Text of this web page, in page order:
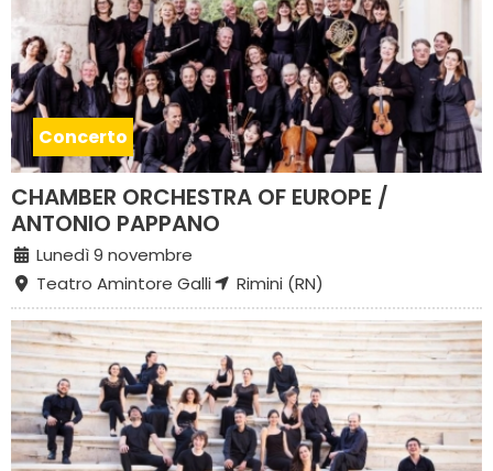
Concerto
CHAMBER ORCHESTRA OF EUROPE /
ANTONIO PAPPANO
Lunedì 9 novembre
Teatro Amintore Galli
Rimini (RN)